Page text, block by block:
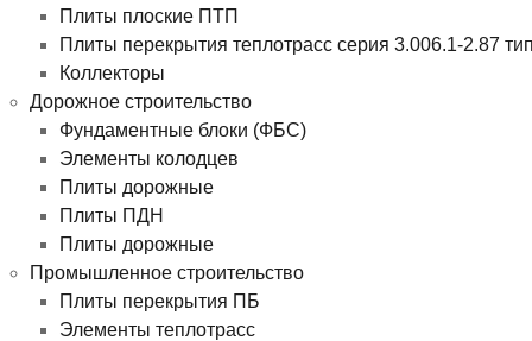
Плиты плоские ПТП
Плиты перекрытия теплотрасс серия 3.006.1-2.87
Коллекторы
Дорожное строительство
Фундаментные блоки (ФБС)
Элементы колодцев
Плиты дорожные
Плиты ПДН
Плиты дорожные
Промышленное строительство
Плиты перекрытия ПБ
Элементы теплотрасс